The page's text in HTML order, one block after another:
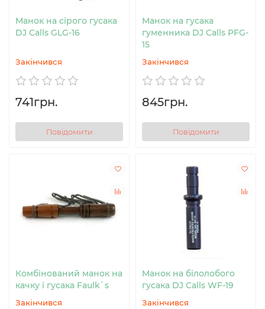
Манок на сірого гусака
DJ Calls GLG-16
Закінчився
741грн.
Повідомити
Манок на гусака
гуменника DJ Calls PFG-
15
Закінчився
845грн.
Повідомити
Комбінований манок на
качку і гусака Faulk`s
Закінчився
Манок на білолобого
гусака DJ Calls WF-19
Закінчився